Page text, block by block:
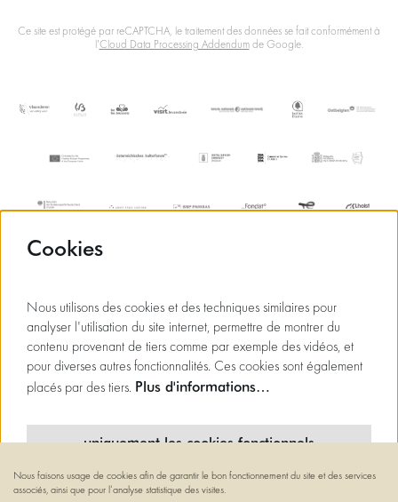
Ce site est protégé par reCAPTCHA, le traitement des données se fait conformément à
l'Cloud Data Processing Addendumde Google.
Cookies
Nous utilisons des cookies et des techniques similaires pour
analyser l'utilisation du site internet, permettre de montrer du
contenu provenant de tiers comme par exemple des vidéos, et
pour diverses autres fonctionnalités. Ces cookies sont également
placés par des tiers. Plus d'informations…
uniquement les cookies fonctionnels
cookies minimaux
Nous faisons usage de cookies afin de garantir le bon fonctionnement du site et des services
associés, ainsi que pour l’analyse statistique des visites.